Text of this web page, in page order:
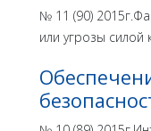
№ 11 (90)
или угрозы силой